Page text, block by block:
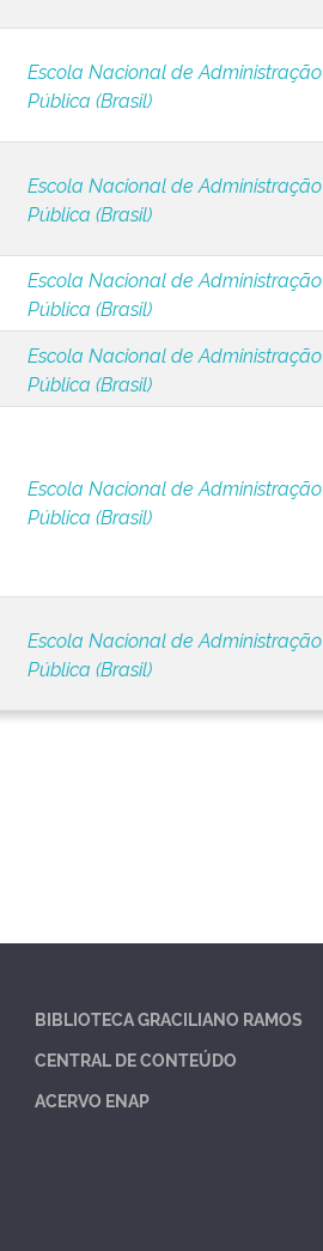
Escola Nacional de Administração
Pública (Brasil)
Escola Nacional de Administração
Pública (Brasil)
Escola Nacional de Administração
Pública (Brasil)
Escola Nacional de Administração
Pública (Brasil)
Escola Nacional de Administração
Pública (Brasil)
Escola Nacional de Administração
Pública (Brasil)
BIBLIOTECA GRACILIANO RAMOS
CENTRAL DE CONTEÚDO
ACERVO ENAP